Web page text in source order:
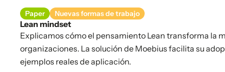
Paper Nuevas formas de trabajo
Lean mindset
Explicamos cómo el pensamiento Lean transforma la
organizaciones. La solución de Moebius facilita su
ejemplos reales de aplicación.